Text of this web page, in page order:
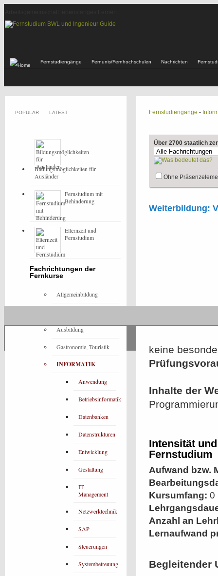
Fernstudiengänge Fernunis/Fernhochschulen Nachrichten
Fernstudiengänge -
Über 2700 staatlich
Ohne
Weiterbildung:
keine
Inhalte der
Intensität
Fernstudium
Aufwand bzw.
Kursumfang: 0
Anzahl an
Lernaufwand
Begleitender
POPULAR LATEST
Bildungsmöglichkeiten für
Ausländer
Fernstudium mit
Behinderung
Elternzeit und
Fernstudium
Fachrichtungen der
Fernkurse
Allgemeinbildung
Ausbildung
Gastronomie, Touristik
INFORMATIK
Anwendung
Betriebsinformatik
Datenbanken
Datenstrukturen
Entwicklung
Gestaltung
IT-
Management
Netzwerktechnik
SAP
Steuerungen
Systembetreuung